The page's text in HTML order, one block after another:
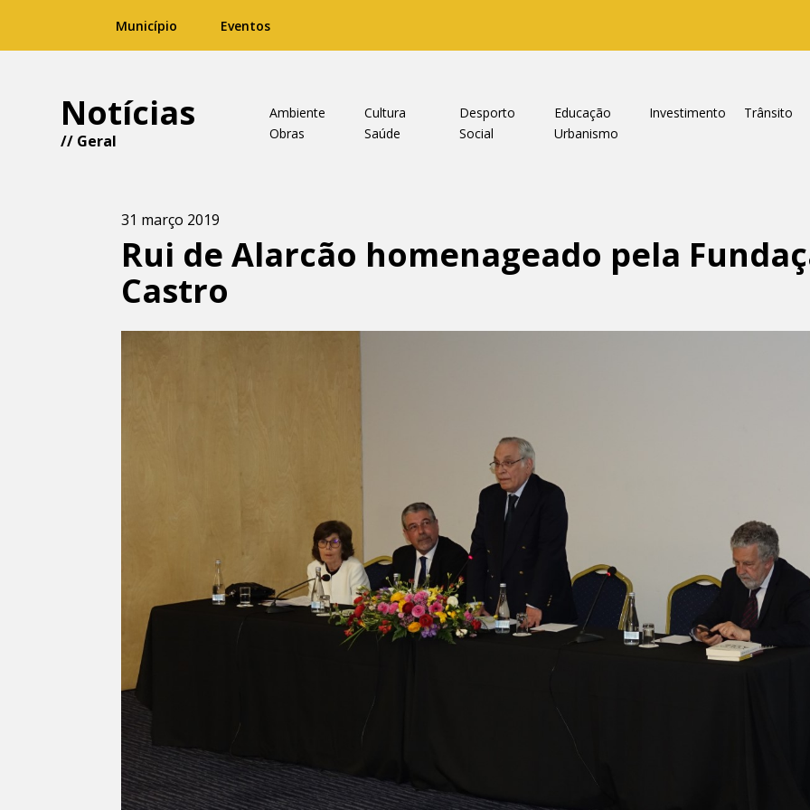
Município Eventos
Notícias
// Geral
Ambiente Cultura Desporto Educação Investimento
Trânsito
Obras
Saúde Social Urbanismo
31 março 2019
Rui de Alarcão homenageado pela
Castro